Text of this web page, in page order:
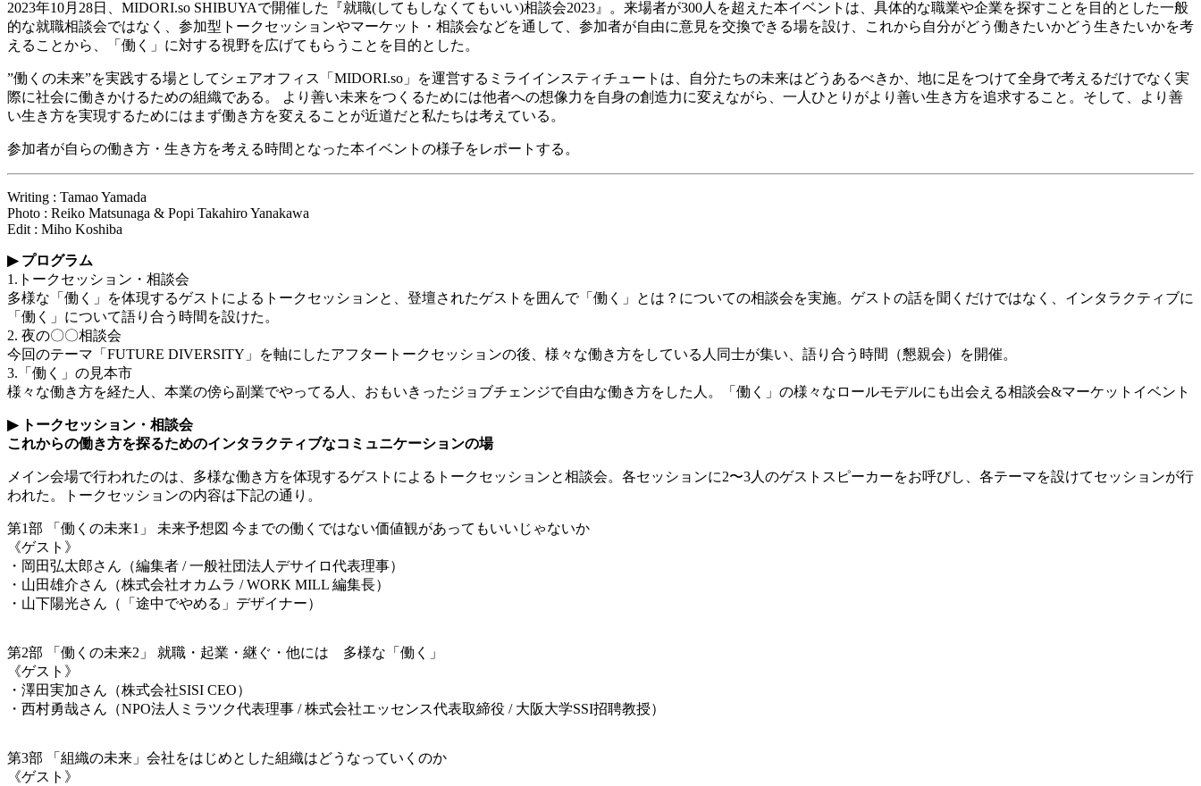
2023年10月 28日、 MIDORI.so SHIBUYAで開催した『就職(してもしなくてもいい)相談会2023 』。来場者が300人を超えた本イベントは、具体的な職業や企業を探すことを目的とした一般
的な就職相談会ではなく、参加型トークセッションやマーケット・相談会などを通して、参加者が自由に意見を交換できる場を設け、これから自分がどう働きたいかどう生きたいかを考
えることから、「働く」に対する視野を広げてもらうことを目的とした。
”働くの未来”を実践する場としてシェアオフィス「 MIDORI.so 」を運営するミライインスティチュートは、自分たちの未来はどうあるべきか、地に足をつけて全身で考えるだけでなく実
際に社会に働きかけるための組織である。
より善い未来をつくるためには他者への想像力を自身の創造力に変えながら、一人ひとりがより善い生き方を追求すること。そして、より善
い生き方を実現するためにはまず働き方を変えることが近道だと私たちは考えている。
参加者が自らの働き方・生き方を考える時間となった本イベントの様子をレポートする。
Writing : Tamao Yamada
Photo : Reiko Matsunaga & Popi Takahiro Yanakawa
Edit : Miho Koshiba
▶︎ プログラム
1. トークセッション・相談会
多様な「働く」を体現するゲストによるトークセッションと、登壇されたゲストを囲んで「働く」とは？についての相談会を実施。ゲストの話を聞くだけではなく、インタラクティブに
「働く」について語り合う時間を設けた。
2. 夜の〇〇相談会
今回のテーマ「 FUTURE DIVERSITY 」を軸にしたアフタートークセッションの後、様々な働き方をしている人同士が集い、語り合う時間（懇親会）を開催。
3. 「働く」の見本市
様々な働き方を経た人、本業の傍ら副業でやってる人、おもいきったジョブチェンジで自由な働き方をした人。「働く」の様々なロールモデルにも出会える相談会&マーケットイベント
▶︎ トークセッション・相談会
これからの働き方を探るためのインタラクティブなコミュニケーションの場
メイン会場で行われたのは、多様な働き方を体現するゲストによるトークセッションと相談会。各セッションに2〜3人のゲストスピーカーをお呼びし、各テーマを設けてセッションが行
われた。トークセッションの内容は下記の通り。
第1部 「働くの未来1 」 未来予想図 今までの働くではない価値観があってもいいじゃないか
《ゲスト》
・岡田弘太郎さん（編集者 /一般社団法人デサイロ代表理事）
・山田雄介さん（株式会社オカムラ / WORK MILL 編集長）
・山下陽光さん（「途中でやめる」デザイナー）
第2部 「働くの未来2 」
就職・起業・継ぐ・他には 多様な「働く」
《ゲスト》
・澤田実加さん（株式会社SISI CEO）
・西村勇哉さん（NPO法人ミラツク代表理事 /株式会社エッセンス代表取締役 / 大阪大学SSI招聘教授）
第3部
「組織の未来」会社をはじめとした組織はどうなっていくのか
《ゲスト》